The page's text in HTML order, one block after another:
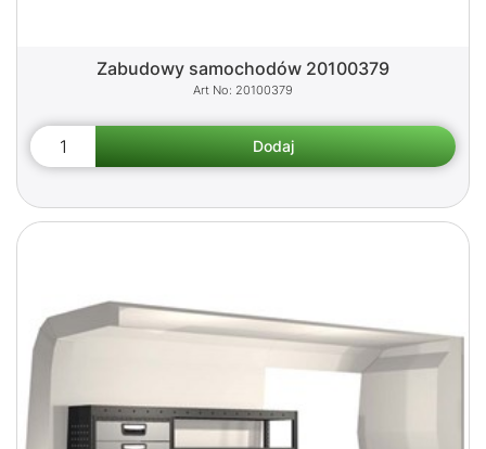
Zabudowy samochodów 20100379
20100379